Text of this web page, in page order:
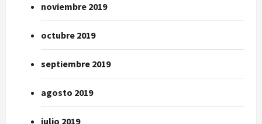
noviembre 2019
octubre 2019
septiembre 2019
agosto 2019
julio 2019